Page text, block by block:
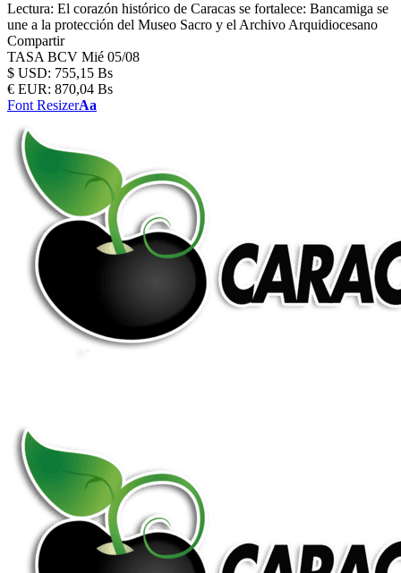
Lectura: El corazón histórico de Caracas se fortalece: Bancamiga se
une a la protección del Museo Sacro y el Archivo Arquidiocesano
Compartir
TASA BCV Mié 05/08
$ USD: 755,15 Bs
€ EUR: 870,04 Bs
Font ResizerAa